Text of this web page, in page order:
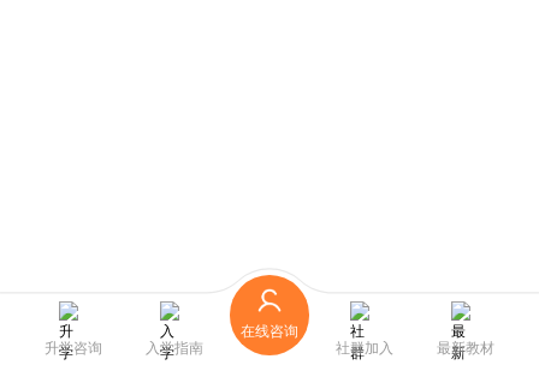
升学咨询 入学指南
在线咨询
社群加入
最新教材